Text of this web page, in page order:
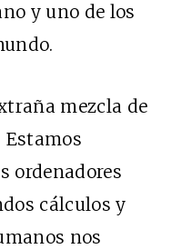
y uno de los
mezcla de
ordenadores
cálculos y
nos